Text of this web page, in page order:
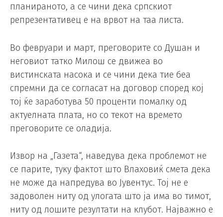
планираното, а се чини дека српскиот
репрезентативец е на врвот на таа листа.
Во февруари и март, преговорите со Душан и
неговиот татко Милош се движеа во
вистинската насока и се чини дека тие беа
спремни да се согласат на договор според кој
тој ќе заработува 50 проценти помалку од
актуелната плата, но со текот на времето
преговорите се оладија.
Извор на „Газета“, наведува дека проблемот не
се парите, туку фактот што Влаховиќ смета дека
не може да напредува во Јувентус. Тој не е
задоволен ниту од улогата што ја има во тимот,
ниту од лошите резултати на клубот. Најважно е